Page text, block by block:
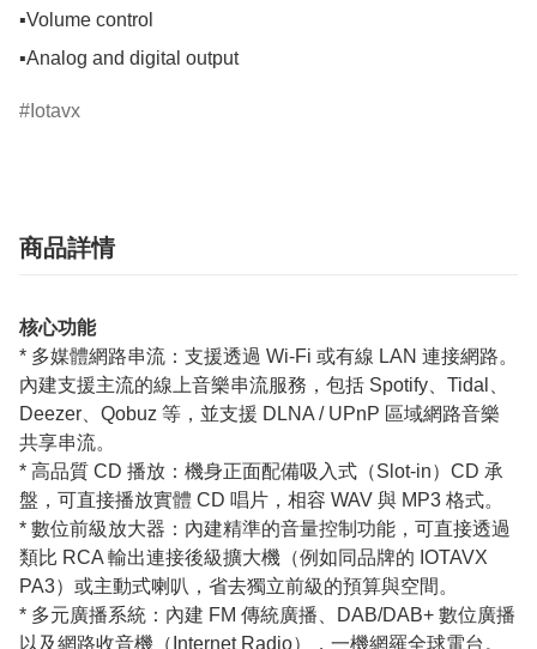
▪️Volume control
▪️Analog and digital output
Iotavx
商品詳情
核心功能
* 多媒體網路串流：支援透過 Wi-Fi 或有線 LAN 連接網路。
內建支援主流的線上音樂串流服務，包括 Spotify、Tidal、
Deezer、Qobuz 等，並支援 DLNA / UPnP 區域網路音樂
共享串流。
* 高品質 CD 播放：機身正面配備吸入式（Slot-in）CD 承
盤，可直接播放實體 CD 唱片，相容 WAV 與 MP3 格式。
* 數位前級放大器：內建精準的音量控制功能，可直接透過
類比 RCA 輸出連接後級擴大機（例如同品牌的 IOTAVX
PA3）或主動式喇叭，省去獨立前級的預算與空間。
* 多元廣播系統：內建 FM 傳統廣播、DAB/DAB+ 數位廣播
以及網路收音機（Internet Radio），一機網羅全球電台。